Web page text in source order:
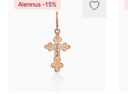
Alennus -15%